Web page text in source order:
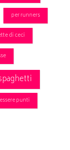
per runners
di ceci
punti